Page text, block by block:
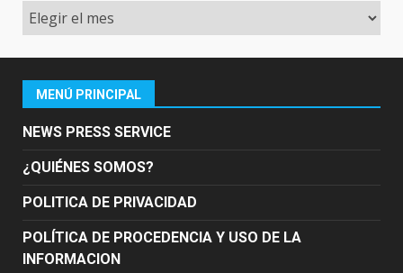
Archivo
MENÚ PRINCIPAL
NEWS PRESS SERVICE
¿QUIÉNES SOMOS?
POLITICA DE PRIVACIDAD
POLÍTICA DE PROCEDENCIA Y USO DE LA
INFORMACION